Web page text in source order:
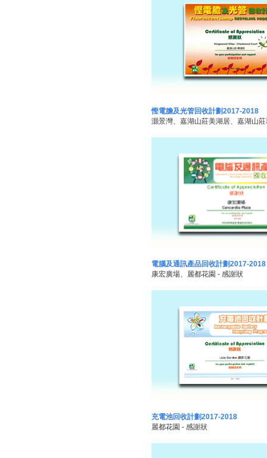
慳電膽及光管回收計劃2017-2018
灝景灣、嘉湖山莊美湖居、嘉湖山
電腦及通訊產品回收計劃2017-2018
康宏廣場、麗都花園 - 感謝狀
充電池回收計劃2017-2018
麗都花園 - 感謝狀